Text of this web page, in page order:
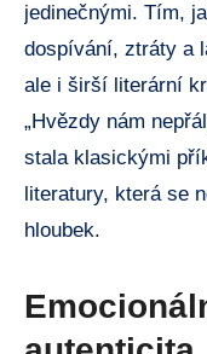
jedinečnými. Tím,
dospívání, ztráty a
ale i širší literární
„Hvězdy nám
stala klasickými
literatury, která se
hloubek.